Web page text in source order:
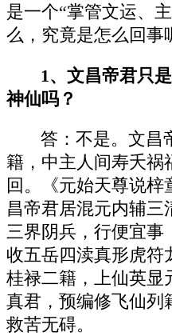
是一个“掌管文运、
么，究竟是怎么回事
1、文昌帝君只
神仙吗？
答：不是。文昌
籍，中主人间寿夭祸
回。《元始天尊说梓
昌帝君居混元内辅三
三界阴兵，行便宜事
收五岳四渎真形虎符
桂禄二籍，上仙英显
真君，预编修飞仙列
救苦无碍。